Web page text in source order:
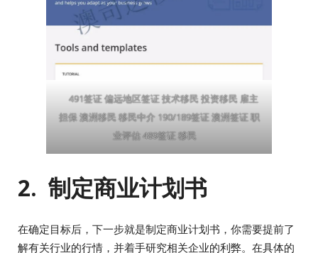
491签证 偏远地区签证 技术移民 投资移民 雇主
担保 澳洲移民 移民中介 190/189签证 澳洲签证 职
业评估 489签证 移民
2. 制定商业计划书
在确定目标后，下一步就是制定商业计划书，你需要提前了
解有关行业的行情，并着手研究相关企业的利弊。在具体的